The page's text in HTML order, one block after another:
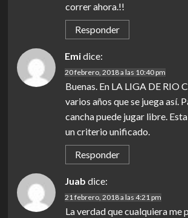
correr ahora.!!
Responder
Emidice:
20 febrero, 2018 a las 10:40 pm
Buenas. En LA LIGA DE RIO
varios años que se juega así.
cancha puede jugar libre.
un criterio unificado.
Responder
Juab dice:
21 febrero, 2018 a las 4:21 pm
La verdad que cualquiera me